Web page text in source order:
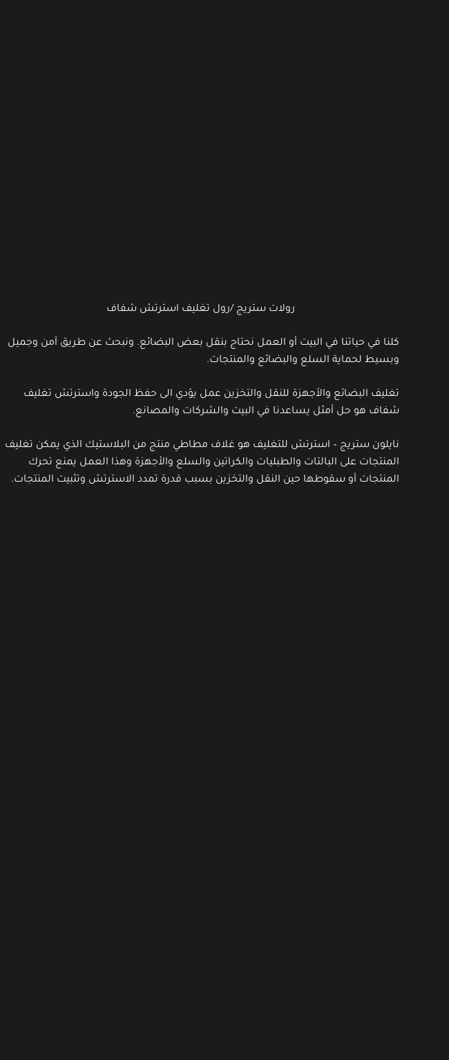
رولات ستريج /رول تغليف استرتش شفاف
كلنا في حياتنا في البيت أو العمل نحتاج بنقل بعض البضائع. ونبحث عن طريق آمن وجميل
وبسيط لحماية السلع والبضائع والمنتجات.
تغليف البضائع والأجهزة للنقل والتخزين عمل يؤدي الى حفظ الجودة واسترتش تغليف
شفاف هو حل أمثل يساعدنا في البيت والشركات والمصانع.
نايلون ستريج – استرتش للتغليف هو غلاف مطاطي منتج من البلاستيك الذي يمكن تغليف
المنتجات على البالتات والطبليات والكراتين والسلع والأجهزة وهذا العمل يمنع تحرك
المنتجات أو سقوطها حين النقل والتخزين بسبب قدرة تمدد الاسترتش وتثبيت المنتجات.